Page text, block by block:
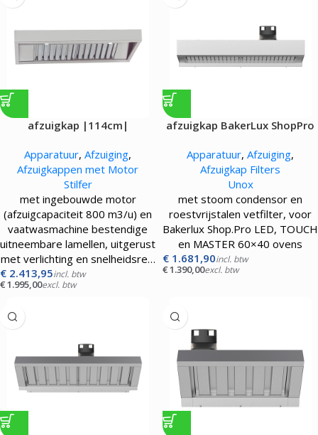
afzuigkap |114cm|
Apparatuur, Afzuiging,
Afzuigkappen met Motor
Stilfer
met ingebouwde motor
(afzuigcapaciteit 800 m3/u) en
vaatwasmachine bestendige
uitneembare lamellen, uitgerust
met verlichting en snelheidsre…
€ 2.413,95incl. btw
€1.995,00excl. btw
afzuigkap BakerLux ShopPro
Apparatuur, Afzuiging,
Afzuigkap Filters
Unox
met stoom condensor en
roestvrijstalen vetfilter, voor
Bakerlux Shop.Pro LED, TOUCH
en MASTER 60×40 ovens
€ 1.681,90incl. btw
€1.390,00excl. btw